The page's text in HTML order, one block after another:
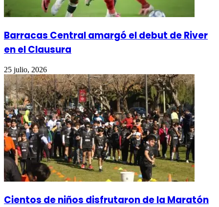
Barracas Central amargó el debut de River
en el Clausura
25 julio, 2026
Cientos de niños disfrutaron de la Maratón